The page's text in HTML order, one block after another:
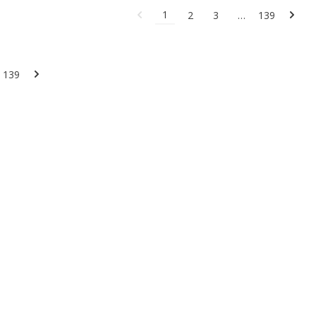
1 2 3 … 139
139